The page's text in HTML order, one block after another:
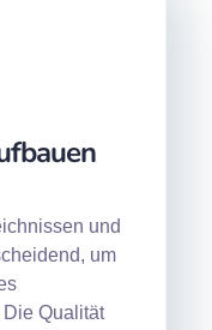
und
um
Qualität